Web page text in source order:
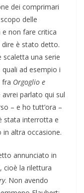
dei comprimari
delle
non fare critica
dire è stato detto.
scaletta una serie
ad esempio i
fra Orgoglio e
parlato qui sul
– e ho tutt’ora –
stata interrotta e
in altra occasione.
annunciato in
cioè la rilettura
. Non avendo